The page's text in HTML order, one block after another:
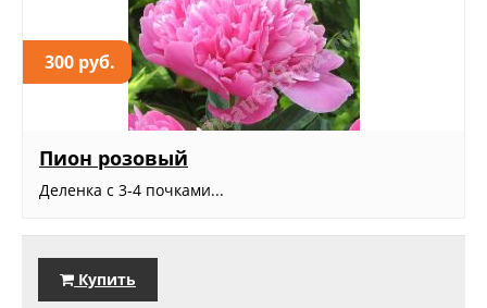
300 руб.
Пион розовый
Деленка с 3-4 почками...
Купить